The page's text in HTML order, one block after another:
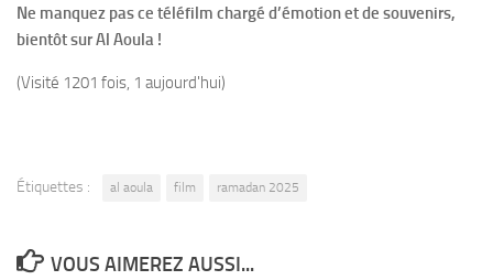
Ne manquez pas ce téléfilm chargé d’émotion et de souvenirs,
bientôt sur Al Aoula !
(Visité 1201 fois, 1 aujourd'hui)
Étiquettes : al aoula film ramadan 2025
VOUS AIMEREZ AUSSI...